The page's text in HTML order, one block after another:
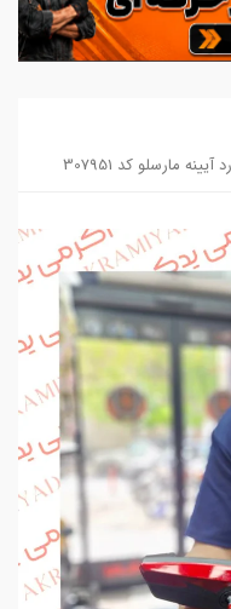
مارسلو کد 307951